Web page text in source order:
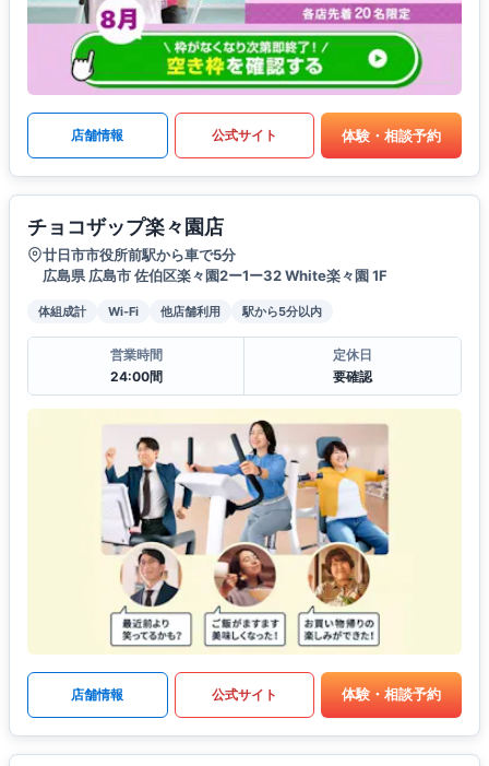
店舗情報 公式サイト 体験・相談予約
チョコザップ楽々園店
廿日市市役所前駅から車で5分
広島県 広島市 佐伯区楽々園2ー1ー32 White楽々園 1F
体組成計 Wi-Fi 他店舗利用 駅から5分以内
営業時間
24:00間
定休日
要確認
店舗情報 公式サイト 体験・相談予約